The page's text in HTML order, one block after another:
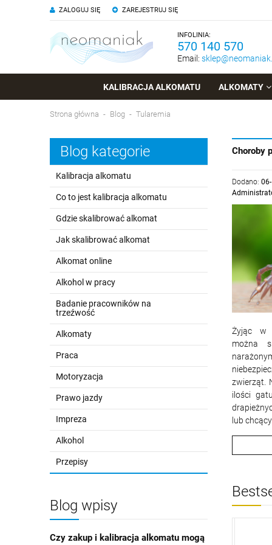
ZAREJESTRUJ SIĘ
ZALOGUJ SIĘ
INFOLINIA:
570 140 570
Email:
KALIBRACJA ALKOMATU ALKOMATY
Strona główna Blog Tularemia
Blog kategorie
Kalibracja alkomatu
Co to jest kalibracja alkomatu
Gdzie skalibrować alkomat
Jak skalibrować alkomat
Alkomat online
Alkohol w pracy
Badanie pracowników na
trzeźwość
Alkomaty
Praca
Motoryzacja
Prawo jazdy
Impreza
Alkohol
Przepisy
Blog wpisy
Czy zakup i kalibracja alkomatu mogą
Choroby
Dodano:
Żyjąc w
można
zwierząt.
ilości
lub